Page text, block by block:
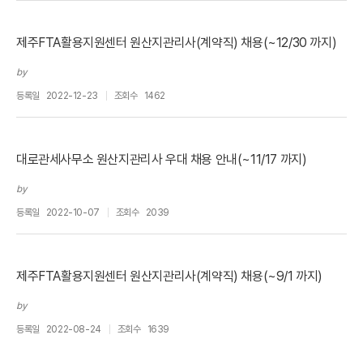
제주FTA활용지원센터 원산지관리사(계약직) 채용(~12/30 까지)
by
등록일 2022-12-23 조회수 1462
대로관세사무소 원산지관리사 우대 채용 안내(~11/17 까지)
by
등록일 2022-10-07 조회수 2039
제주FTA활용지원센터 원산지관리사(계약직) 채용(~9/1 까지)
by
등록일 2022-08-24 조회수 1639